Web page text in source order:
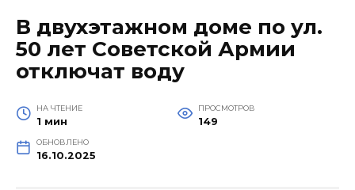
В двухэтажном доме по ул.
50 лет Советской Армии
отключат воду
НА ЧТЕНИЕ
1 мин
ПРОСМОТРОВ
149
ОБНОВЛЕНО
16.10.2025